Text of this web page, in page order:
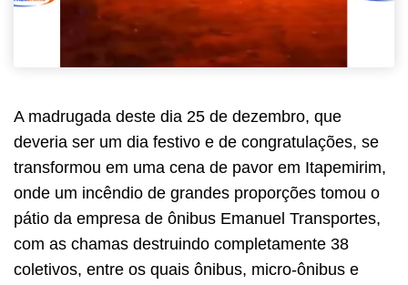
A madrugada deste dia 25 de dezembro, que
deveria ser um dia festivo e de congratulações, se
transformou em uma cena de pavor em Itapemirim,
onde um incêndio de grandes proporções tomou o
pátio da empresa de ônibus Emanuel Transportes,
com as chamas destruindo completamente 38
coletivos, entre os quais ônibus, micro-ônibus e